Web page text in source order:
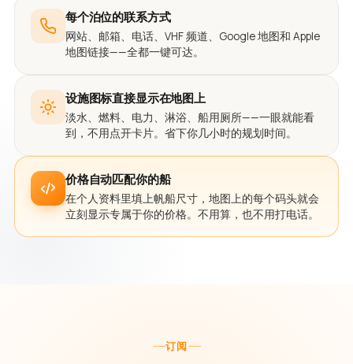
每个泊位的联系方式
网站、邮箱、电话、VHF 频道、Google 地图和 Apple
地图链接——全都一键可达。
设施图标直接显示在地图上
淡水、燃料、电力、淋浴、船用厕所——一眼就能看
到，不用点开卡片。省下你几小时的规划时间。
价格自动匹配你的船
在个人资料里填上帆船尺寸，地图上的每个码头就会
立刻显示专属于你的价格。不用算，也不用打电话。
订阅